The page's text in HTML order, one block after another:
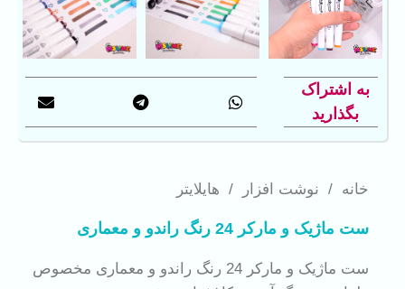
خانه / نوشت افزار / هایلایتر
ست ماژیک و مارکر 24 رنگ راندو و معماری
ست ماژیک و مارکر 24 رنگ راندو و معماری مخصوص
به اشتراک
بگذارید